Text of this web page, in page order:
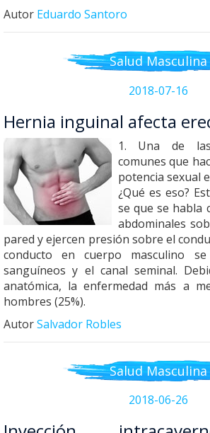
Autor Eduardo Santoro
Salud Masculina
2018-07-16
Hernia inguinal afecta
1. Una de
comunes que
potencia sexual
¿Qué es eso?
se que se habla
abdominales
pared y ejercen presión sobre el
conducto en cuerpo masculino
sanguíneos y el canal seminal.
anatómica, la enfermedad más a
hombres (25%).
AutorSalvador Robles
Salud Masculina
2018-06-26